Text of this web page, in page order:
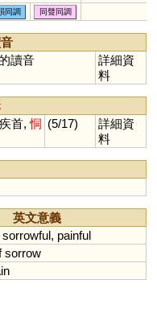
同調 同聲同調
讀音
詳細資
料
首,恫 (5/17)
詳細資
料
英文意義
sorrowful, painful
sorrow